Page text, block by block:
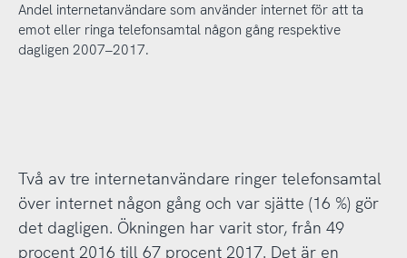
Andel internetanvändare som använder internet för att ta
emot eller ringa telefonsamtal någon gång respektive
dagligen 2007–2017.
Två av tre internetanvändare ringer telefonsamtal
över internet någon gång och var sjätte (16 %) gör
det dagligen. Ökningen har varit stor, från 49
procent 2016 till 67 procent 2017. Det är en